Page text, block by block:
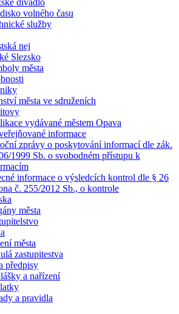
divadlo
volného času
služby
nej
Slezsko
města
města ve sdruženích
vydávané městem Opava
informace
zprávy o poskytování informací dle zák.
1999 Sb. o svobodném přístupu k
informace o výsledcích kontrol dle § 26
č. 255/2012 Sb., o kontrole
města
města
zastupitestva
předpisy
a nařízení
a pravidla